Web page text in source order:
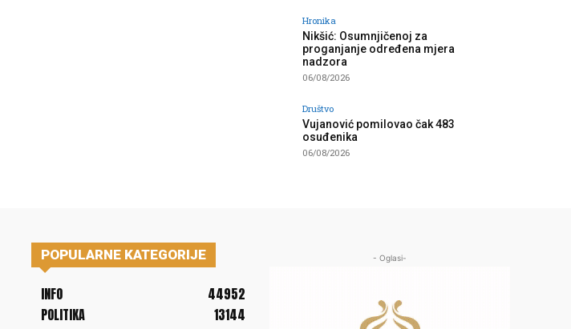
Hronika
Nikšić: Osumnjičenoj za
proganjanje određena mjera
nadzora
06/08/2026
Društvo
Vujanović pomilovao čak 483
osuđenika
06/08/2026
POPULARNE KATEGORIJE
INFO
44952
POLITIKA
13144
- Oglasi-